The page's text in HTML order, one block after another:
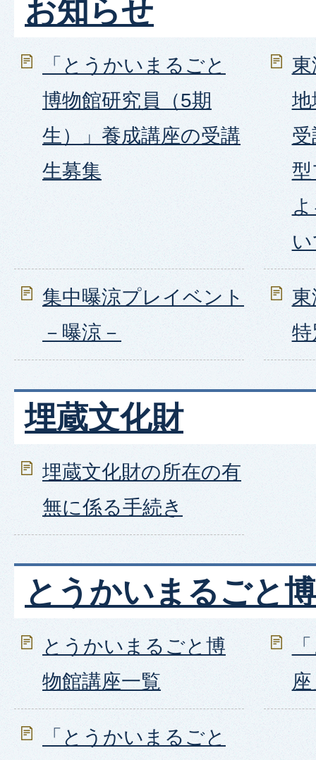
お知らせ
「とうかいまるごと
博物館研究員（5期
生）」養成講座の受講
生募集
地
集中曝涼プレイベント
－曝涼－
特
埋蔵文化財
埋蔵文化財の所在の有
無に係る手続き
とうかいまるごと
とうかいまるごと博
物館講座一覧
「とうかいまるごと